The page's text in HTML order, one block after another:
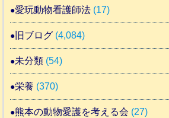
愛玩動物看護師法 (17)
旧ブログ (4,084)
未分類 (54)
栄養 (370)
熊本の動物愛護を考える会 (27)